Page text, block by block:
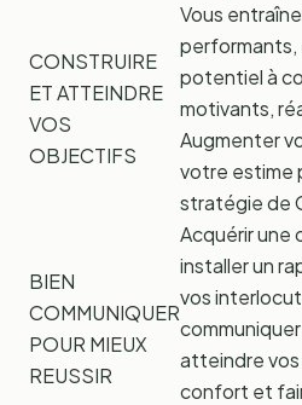
CONSTRUIRE
ET ATTEINDRE
VOS
OBJECTIFS
Vous
potentiel à
motivants,
Augmenter
votre estime
stratégie de
BIEN
COMMUNIQUER
POUR MIEUX
REUSSIR
Acquérir une
installer un
vos
atteindre
confort et